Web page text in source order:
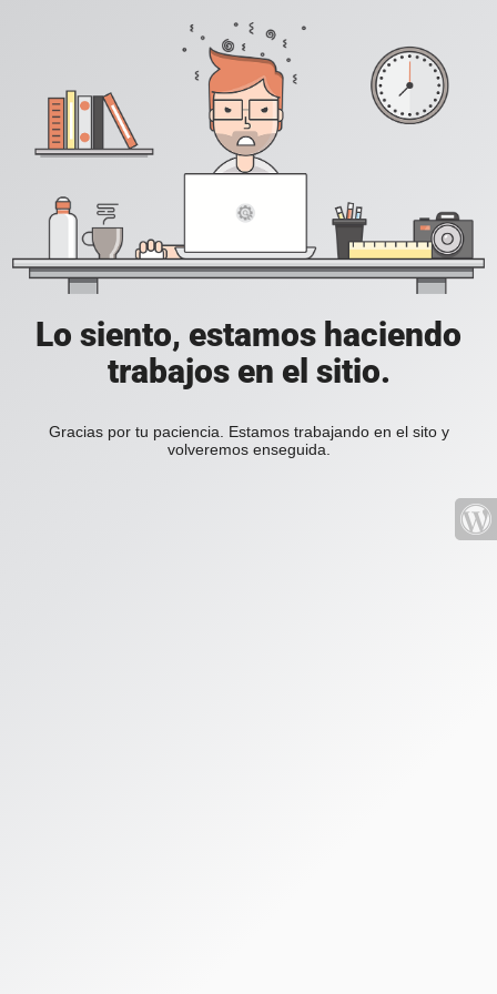
Lo siento, estamos haciendo
trabajos en el sitio.
Gracias por tu paciencia. Estamos trabajando en el sito y
volveremos enseguida.